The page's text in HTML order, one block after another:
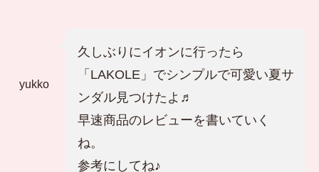
yukko
久しぶりにイオンに行ったら
「LAKOLE」でシンプルで可愛い夏サ
ンダル見つけたよ♬
早速商品のレビューを書いていく
ね。
参考にしてね♪